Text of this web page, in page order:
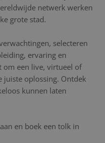
netwerk werken
grote stad.
selecteren
ervaring en
om een live, virtueel of
juiste oplossing. Ontdek
kunnen laten
en boek een tolk in